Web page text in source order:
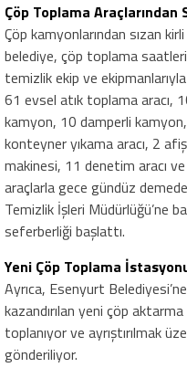
Çöp Toplama Araçlarından
Çöp kamyonlarından sızan
belediye, çöp toplama
temizlik ekip ve
61 evsel atık toplama aracı,
kamyon, 10 damperli
konteyner yıkama aracı, 2
makinesi, 11 denetim aracı
araçlarla gece gündüz
Temizlik İşleri Müdürlüğü’ne
seferberliği başlattı.
Yeni Çöp Toplama
Ayrıca, Esenyurt
kazandırılan yeni çöp
toplanıyor ve ayrıştırılmak
gönderiliyor.